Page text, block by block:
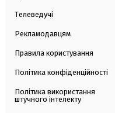
Телеведучі
Рекламодавцям
Правила користування
Політика конфіденційності
Політика використання
штучного інтелекту